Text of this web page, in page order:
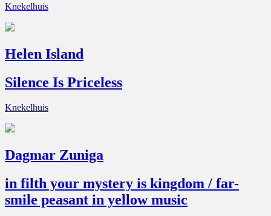
Knekelhuis
Helen Island
Silence Is Priceless
Knekelhuis
Dagmar Zuniga
in filth your mystery is kingdom / far-
smile peasant in yellow music